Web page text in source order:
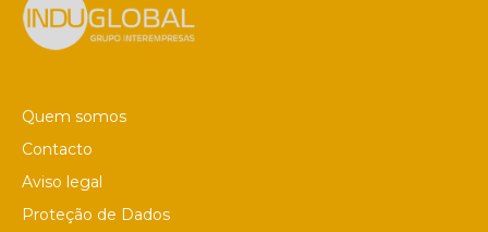
Quem somos
Contacto
Aviso legal
Proteção de Dados